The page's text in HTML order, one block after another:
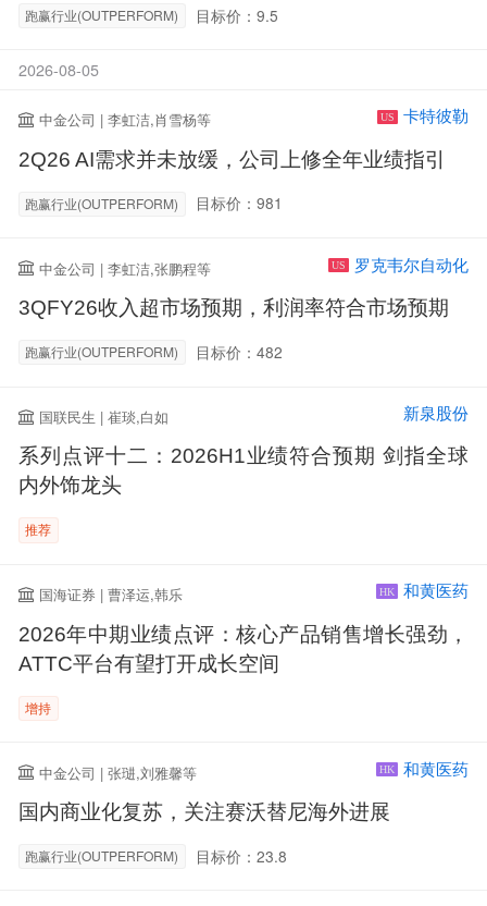
跑赢行业(OUTPERFORM) 目标价：9.5
2026-08-05
中金公司 | 李虹洁,肖雪杨等 US 卡特彼勒
2Q26 AI需求并未放缓，公司上修全年业绩指引
跑赢行业(OUTPERFORM) 目标价：981
中金公司 | 李虹洁,张鹏程等 US 罗克韦尔自动化
3QFY26收入超市场预期，利润率符合市场预期
跑赢行业(OUTPERFORM) 目标价：482
国联民生 | 崔琰,白如 新泉股份
系列点评十二：2026H1业绩符合预期 剑指全球
内外饰龙头
推荐
国海证券 | 曹泽运,韩乐 HK 和黄医药
2026年中期业绩点评：核心产品销售增长强劲，
ATTC平台有望打开成长空间
增持
中金公司 | 张琎,刘雅馨等 HK 和黄医药
国内商业化复苏，关注赛沃替尼海外进展
跑赢行业(OUTPERFORM) 目标价：23.8